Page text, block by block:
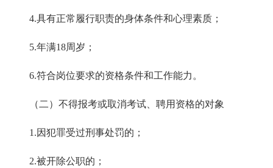
4.具有正常履行职责的身体条件和心理素质；
5.年满18周岁；
6.符合岗位要求的资格条件和工作能力。
（二）不得报考或取消考试、聘用资格的对象
1.因犯罪受过刑事处罚的；
2.被开除公职的；